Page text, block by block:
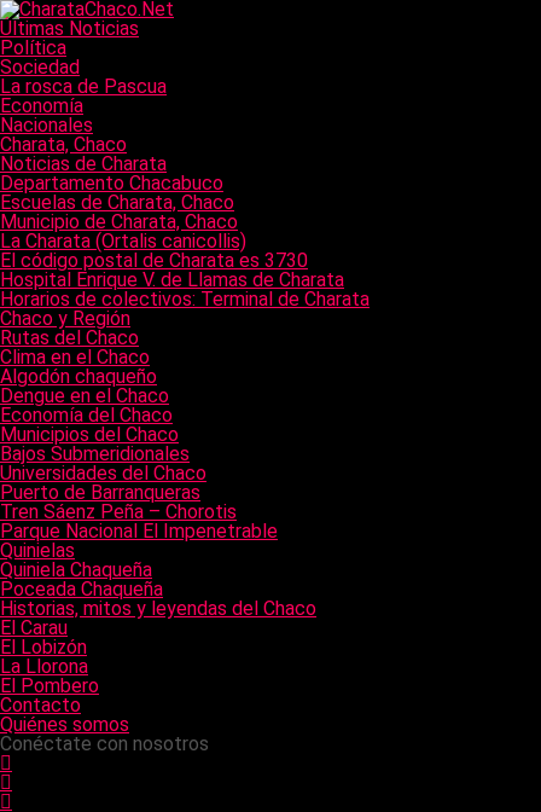
Últimas Noticias
Política
Sociedad
La rosca de Pascua
Economía
Nacionales
Charata, Chaco
Noticias de Charata
Departamento Chacabuco
Escuelas de Charata, Chaco
Municipio de Charata, Chaco
La Charata (Ortalis canicollis)
El código postal de Charata es 3730
Hospital Enrique V. de Llamas de Charata
Horarios de colectivos: Terminal de Charata
Chaco y Región
Rutas del Chaco
Clima en el Chaco
Algodón chaqueño
Dengue en el Chaco
Economía del Chaco
Municipios del Chaco
Bajos Submeridionales
Universidades del Chaco
Puerto de Barranqueras
Tren Sáenz Peña – Chorotis
Parque Nacional El Impenetrable
Quinielas
Quiniela Chaqueña
Poceada Chaqueña
Historias, mitos y leyendas del Chaco
El Carau
El Lobizón
La Llorona
El Pombero
Contacto
Quiénes somos
Conéctate con nosotros